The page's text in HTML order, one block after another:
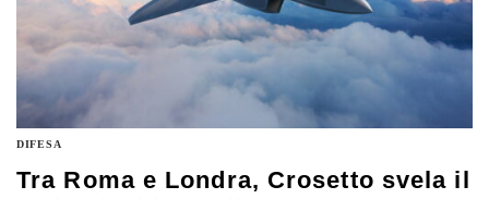
DIFESA
Tra Roma e Londra, Crosetto svela il